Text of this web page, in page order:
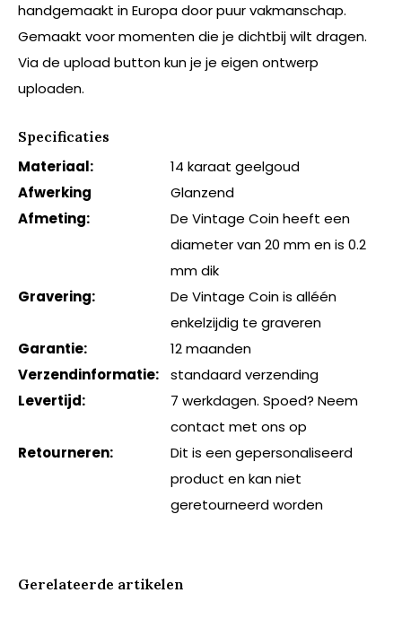
handgemaakt in Europa door puur vakmanschap.
Gemaakt voor momenten die je dichtbij wilt dragen.
Via de upload button kun je je eigen ontwerp
uploaden.
Specificaties
Materiaal:
14 karaat geelgoud
Afwerking
Glanzend
Afmeting:
De Vintage Coin heeft een
diameter van 20 mm en is 0.2
mm dik
Gravering:
De Vintage Coin is alléén
enkelzijdig te graveren
Garantie:
12 maanden
Verzendinformatie:
standaard verzending
Levertijd:
7 werkdagen. Spoed? Neem
contact met ons op
Retourneren:
Dit is een gepersonaliseerd
product en kan niet
geretourneerd worden
Gerelateerde artikelen